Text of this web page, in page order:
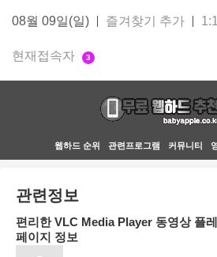
08월 09일(일) 즐겨찾기 추가
현재접속자 3
웹하드 순위 관련프로그램 커뮤니티
관련정보
편리한 VLC Media Player 동영상 플
페이지 정보